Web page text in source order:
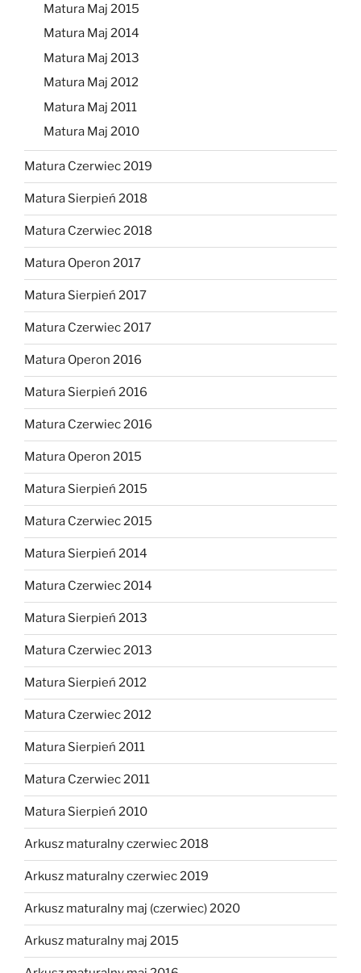
Matura Maj 2015
Matura Maj 2014
Matura Maj 2013
Matura Maj 2012
Matura Maj 2011
Matura Maj 2010
Matura Czerwiec 2019
Matura Sierpień 2018
Matura Czerwiec 2018
Matura Operon 2017
Matura Sierpień 2017
Matura Czerwiec 2017
Matura Operon 2016
Matura Sierpień 2016
Matura Czerwiec 2016
Matura Operon 2015
Matura Sierpień 2015
Matura Czerwiec 2015
Matura Sierpień 2014
Matura Czerwiec 2014
Matura Sierpień 2013
Matura Czerwiec 2013
Matura Sierpień 2012
Matura Czerwiec 2012
Matura Sierpień 2011
Matura Czerwiec 2011
Matura Sierpień 2010
Arkusz maturalny czerwiec 2018
Arkusz maturalny czerwiec 2019
Arkusz maturalny maj (czerwiec) 2020
Arkusz maturalny maj 2015